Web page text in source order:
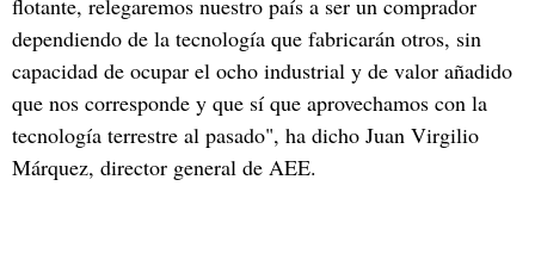
dependiendo de la tecnología que fabricarán otros, sin
capacidad de ocupar el ocho industrial y de valor añadido
que nos corresponde y que sí que aprovechamos con la
tecnología terrestre al pasado", ha dicho Juan Virgilio
Márquez, director general de AEE.